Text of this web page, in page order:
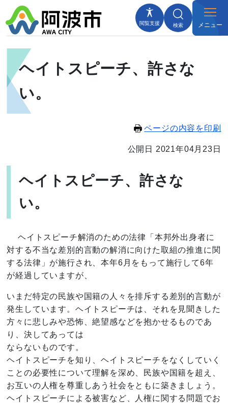
閲覧支援 検索 メニュー
ヘイトスピーチ、許さな
い。
ページの内容を印刷
公開日 2021年04月23日
ヘイトスピーチ、許さな
い。
ヘイトスピーチ解消のための法律「本邦外出身者に
対する不当な差別的言動の解消に向けた取組の推進に関
する法律」が施行され、本年6月をもって施行して6年
が経過していますが、
いまだ特定の民族や国籍の人々を排斥する差別的言動が
発生しています。ヘイトスピーチは、それを見聞きした
方々に悲しみや恐怖、絶望感などを抱かせるものであ
り、決してあっては
ならないものです。
ヘイトスピーチを知り、ヘイトスピーチをなくしていく
ことの必要性について理解を深め、民族や国籍を超え、
お互いの人権を尊重しあう社会をともに築きましょう。
ヘイトスピーチによる被害など、人権に関する問題でお